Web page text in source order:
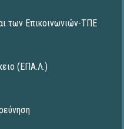
των Επικοινωνιών-ΤΠΕ
(ΕΠΑ.Λ.)